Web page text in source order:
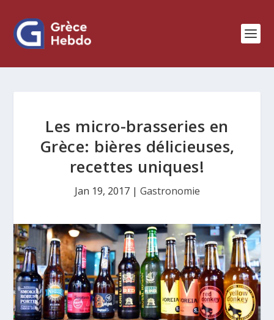
Les micro-brasseries en
Grèce: bières délicieuses,
recettes uniques!
Jan 19, 2017| Gastronomie